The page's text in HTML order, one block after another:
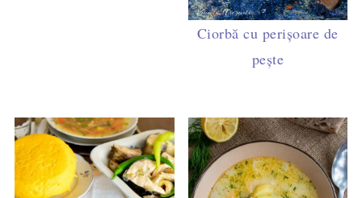
Ciorbă cu perișoare de
pește